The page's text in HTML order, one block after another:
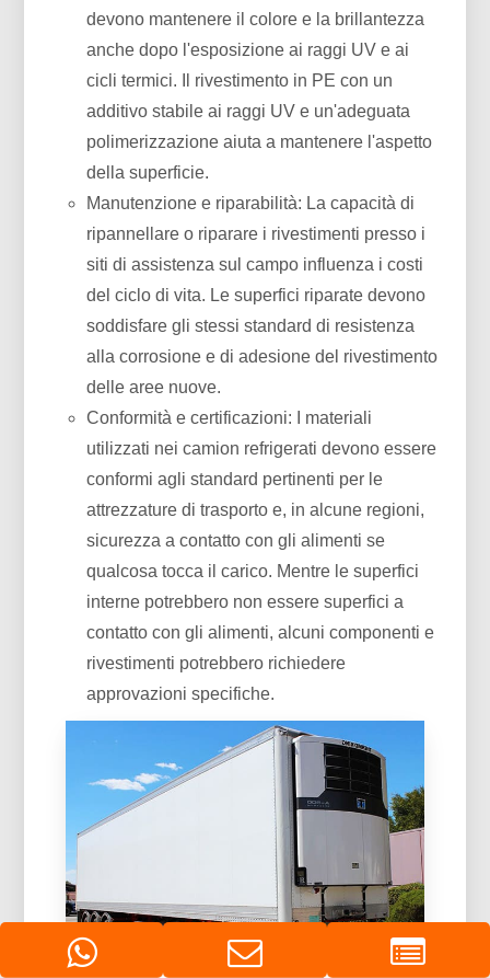
devono mantenere il colore e la brillantezza
anche dopo l'esposizione ai raggi UV e ai
cicli termici. Il rivestimento in PE con un
additivo stabile ai raggi UV e un'adeguata
polimerizzazione aiuta a mantenere l'aspetto
della superficie.
Manutenzione e riparabilità: La capacità di
ripannellare o riparare i rivestimenti presso i
siti di assistenza sul campo influenza i costi
del ciclo di vita. Le superfici riparate devono
soddisfare gli stessi standard di resistenza
alla corrosione e di adesione del rivestimento
delle aree nuove.
Conformità e certificazioni: I materiali
utilizzati nei camion refrigerati devono essere
conformi agli standard pertinenti per le
attrezzature di trasporto e, in alcune regioni,
sicurezza a contatto con gli alimenti se
qualcosa tocca il carico. Mentre le superfici
interne potrebbero non essere superfici a
contatto con gli alimenti, alcuni componenti e
rivestimenti potrebbero richiedere
approvazioni specifiche.